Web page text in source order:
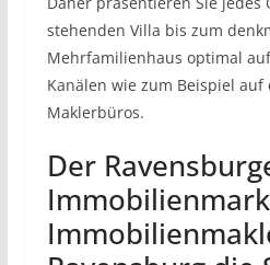
stehenden Villa bis zum
Mehrfamilienhaus optimal
Kanälen wie zum Beispiel auf
Maklerbüros.
Der